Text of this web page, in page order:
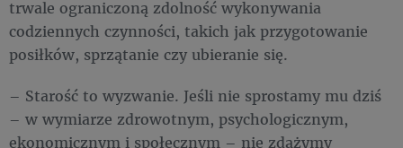
trwale ograniczoną zdolność wykonywania
codziennych czynności, takich jak przygotowanie
posiłków, sprzątanie czy ubieranie się.
– Starość to wyzwanie. Jeśli nie sprostamy mu dziś
– w wymiarze zdrowotnym, psychologicznym,
ekonomicznym i społecznym – nie zdążymy